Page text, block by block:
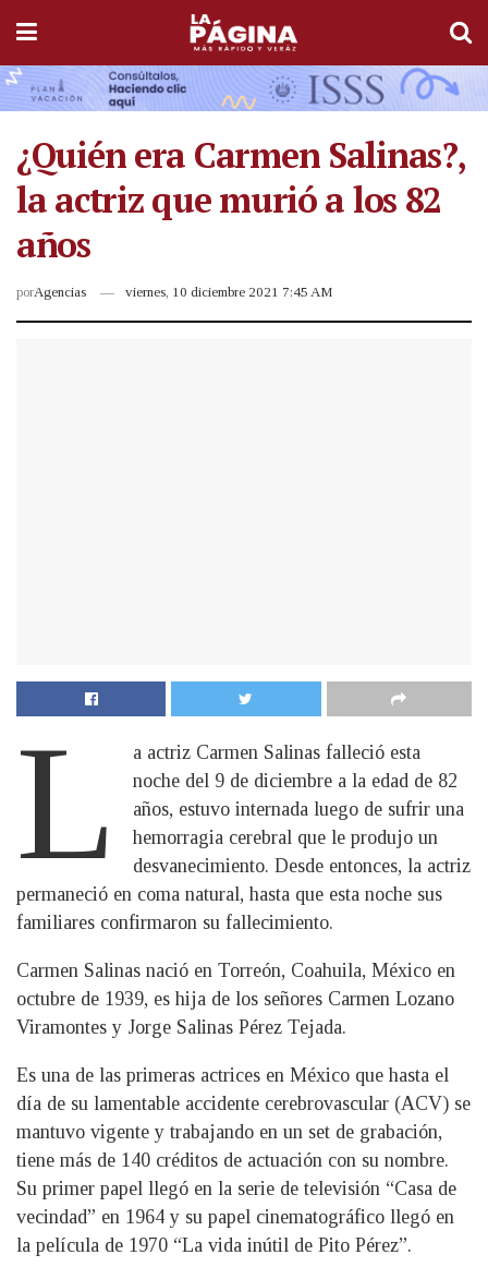
¿Quién era Carmen Salinas?,
la actriz que murió a los 82
años
porAgencias viernes, 10 diciembre 2021 7:45 AM
L
a actriz Carmen Salinas falleció esta
noche del 9 de diciembre a la edad de 82
años, estuvo internada luego de sufrir una
hemorragia cerebral que le produjo un
desvanecimiento. Desde entonces, la actriz
permaneció en coma natural, hasta que esta noche sus
familiares confirmaron su fallecimiento.
Carmen Salinas nació en Torreón, Coahuila, México en
octubre de 1939, es hija de los señores Carmen Lozano
Viramontes y Jorge Salinas Pérez Tejada.
Es una de las primeras actrices en México que hasta el
día de su lamentable accidente cerebrovascular (ACV) se
mantuvo vigente y trabajando en un set de grabación,
tiene más de 140 créditos de actuación con su nombre.
Su primer papel llegó en la serie de televisión “Casa de
vecindad” en 1964 y su papel cinematográfico llegó en
la película de 1970 “La vida inútil de Pito Pérez”.